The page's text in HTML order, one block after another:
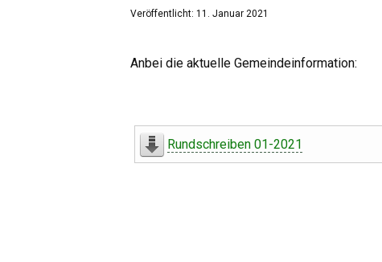
Veröffentlicht: 11. Januar 2021
Anbei die aktuelle Gemeindeinformation:
Rundschreiben 01-2021